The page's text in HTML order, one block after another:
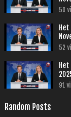
50
Het
52
Het
91
Random Posts